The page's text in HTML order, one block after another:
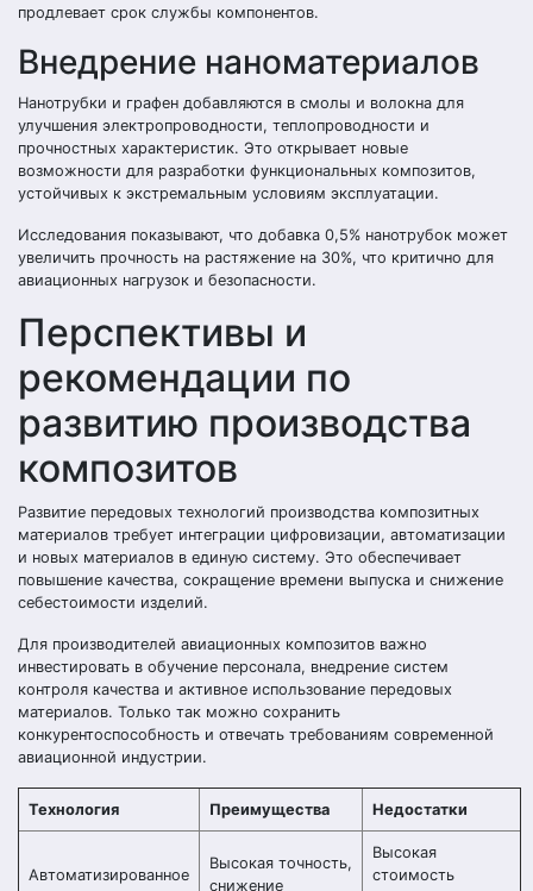
продлевает срок службы компонентов.
Внедрение наноматериалов
Нанотрубки и графен добавляются в смолы и волокна для
улучшения электропроводности, теплопроводности и
прочностных характеристик. Это открывает новые
возможности для разработки функциональных композитов,
устойчивых к экстремальным условиям эксплуатации.
Исследования показывают, что добавка 0,5% нанотрубок может
увеличить прочность на растяжение на 30%, что критично для
авиационных нагрузок и безопасности.
Перспективы и
рекомендации по
развитию производства
композитов
Развитие передовых технологий производства композитных
материалов требует интеграции цифровизации, автоматизации
и новых материалов в единую систему. Это обеспечивает
повышение качества, сокращение времени выпуска и снижение
себестоимости изделий.
Для производителей авиационных композитов важно
инвестировать в обучение персонала, внедрение систем
контроля качества и активное использование передовых
материалов. Только так можно сохранить
конкурентоспособность и отвечать требованиям современной
авиационной индустрии.
Технология Преимущества Недостатки
Автоматизированное
Высокая точность,
снижение
Высокая
стоимость